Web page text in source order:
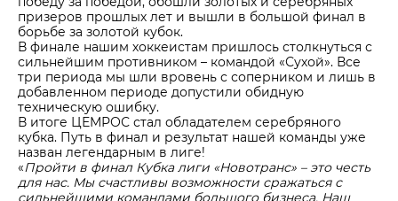
призеров прошлых лет и вышли в большой финал в
борьбе за золотой кубок.
В финале нашим хоккеистам пришлось столкнуться с
сильнейшим противником – командой «Сухой». Все
три периода мы шли вровень с соперником и лишь в
добавленном периоде допустили обидную
техническую ошибку.
В итоге ЦЕМРОС стал обладателем серебряного
кубка. Путь в финал и результат нашей команды уже
назван легендарным в лиге!
«Пройти в финал Кубка лиги «Новотранс» – это честь
для нас. Мы счастливы возможности сражаться с